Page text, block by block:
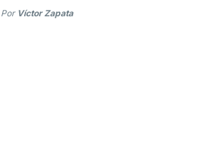
Por Víctor Zapata